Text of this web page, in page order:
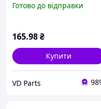
Готово до відправки
165.98₴
Купити
VD Parts